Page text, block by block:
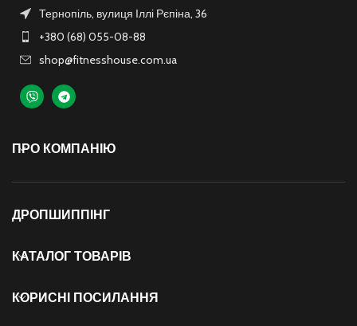
Тернопіль, вулиця Іллі Рєпіна, 36
+380 (68) 055-08-88
shop@fitnesshouse.com.ua
ПРО КОМПАНІЮ
ДРОПШИППІНГ
КАТАЛОГ ТОВАРІВ
КОРИСНІ ПОСИЛАННЯ